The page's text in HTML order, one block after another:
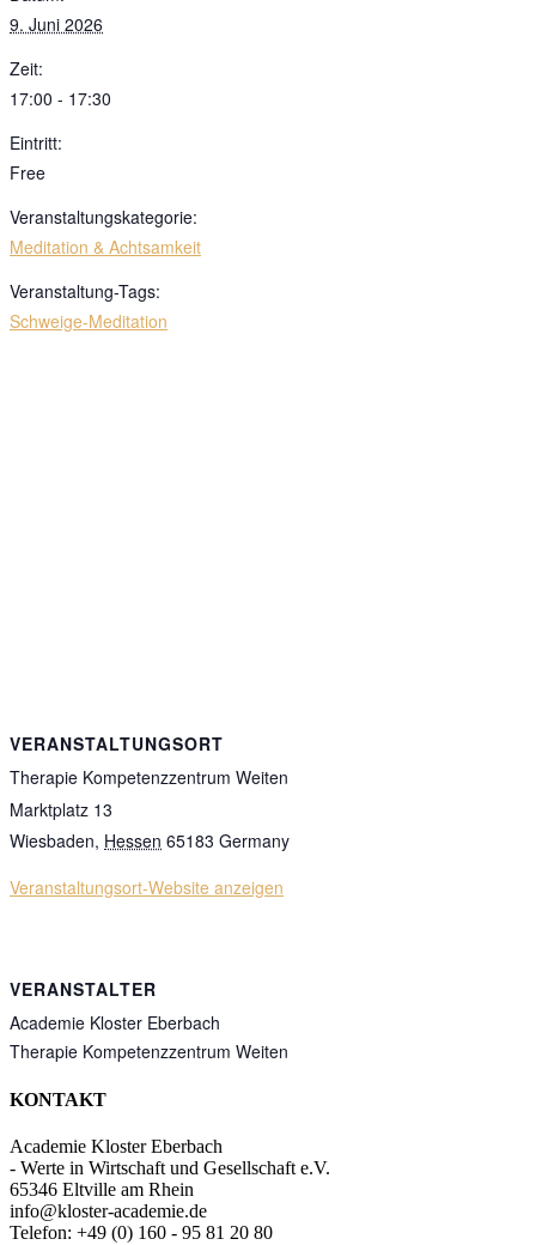
9. Juni 2026
Zeit:
17:00 - 17:30
Eintritt:
Free
Veranstaltungskategorie:
Meditation & Achtsamkeit
Veranstaltung-Tags:
Schweige-Meditation
VERANSTALTUNGSORT
Therapie Kompetenzzentrum Weiten
Marktplatz 13
Wiesbaden, Hessen 65183 Germany
Veranstaltungsort-Website anzeigen
VERANSTALTER
Academie Kloster Eberbach
Therapie Kompetenzzentrum Weiten
KONTAKT
Academie Kloster Eberbach
- Werte in Wirtschaft und Gesellschaft e.V.
65346 Eltville am Rhein
info@kloster-academie.de
Telefon: +49 (0) 160 - 95 81 20 80